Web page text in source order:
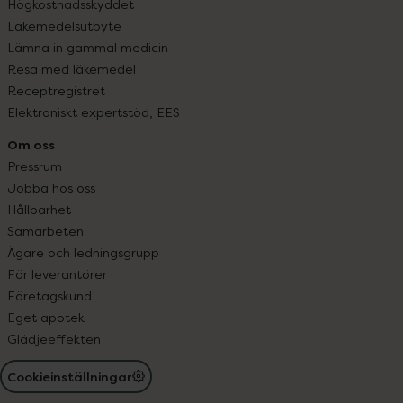
Högkostnadsskyddet
Läkemedelsutbyte
Lämna in gammal medicin
Resa med läkemedel
Receptregistret
Elektroniskt expertstöd, EES
Om oss
Pressrum
Jobba hos oss
Hållbarhet
Samarbeten
Ägare och ledningsgrupp
För leverantörer
Företagskund
Eget apotek
Glädjeeffekten
Cookieinställningar